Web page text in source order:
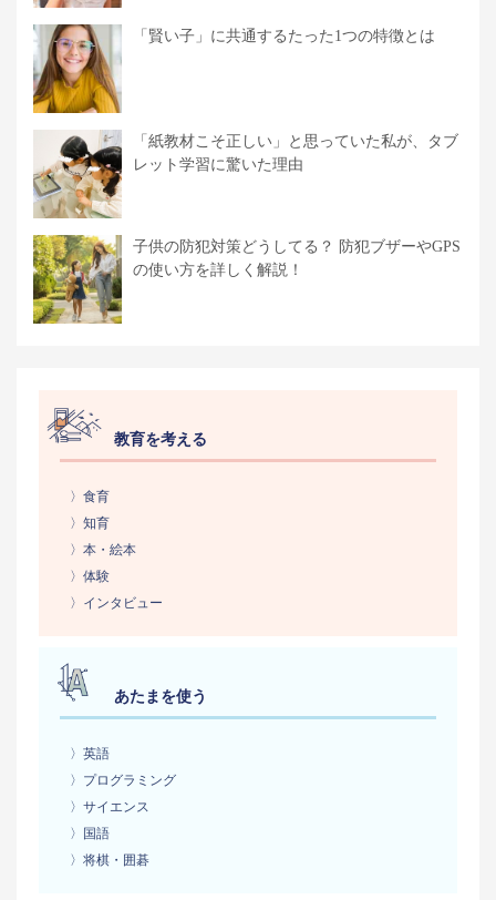
「賢い子」に共通するたった1つの特徴とは
「紙教材こそ正しい」と思っていた私が、タブ
レット学習に驚いた理由
子供の防犯対策どうしてる？ 防犯ブザーやGPS
の使い方を詳しく解説！
教育を考える
〉食育
〉知育
〉本・絵本
〉体験
〉インタビュー
あたまを使う
〉英語
〉プログラミング
〉サイエンス
〉国語
〉将棋・囲碁